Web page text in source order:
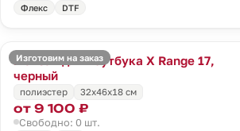
Флекс DTF
Изготовим на заказ
Рюкзак для ноутбука X Range 17,
черный
полиэстер 32x46x18 см
от 9 100 ₽
Свободно: 0 шт.